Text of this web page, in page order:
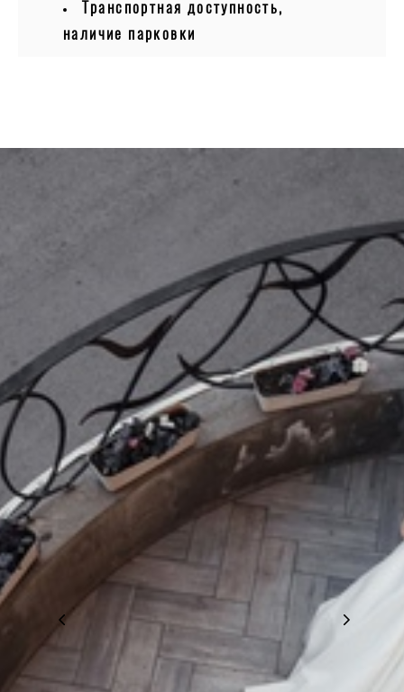
Транспортная доступность,
наличие парковки